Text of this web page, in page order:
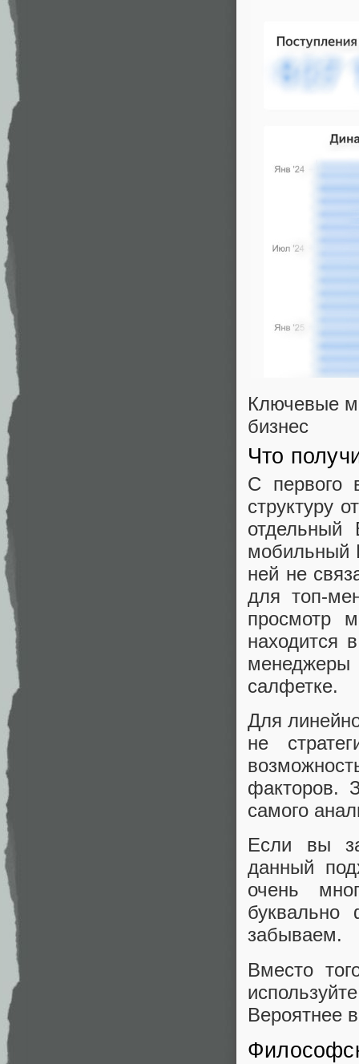
Ключевые
бизнес
Что
С первого
структуру
мобильный
ней не
для топ-
просмотр
находится
менеджеры
салфетке.
Для
не
факторов.
самого
Если вы
данный
очень
забываем.
Вместо
Вероятнее